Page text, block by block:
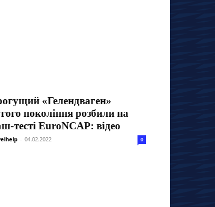
«Гелендваген»
покоління розбили на
тесті EuroNCAP: відео
- 04.02.2022 0